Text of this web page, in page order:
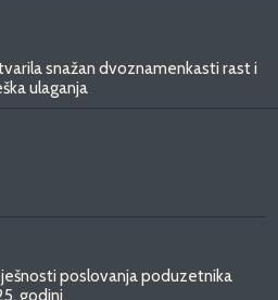
snažan dvoznamenkasti rast i
ulaganja
poslovanja poduzetnika
godini